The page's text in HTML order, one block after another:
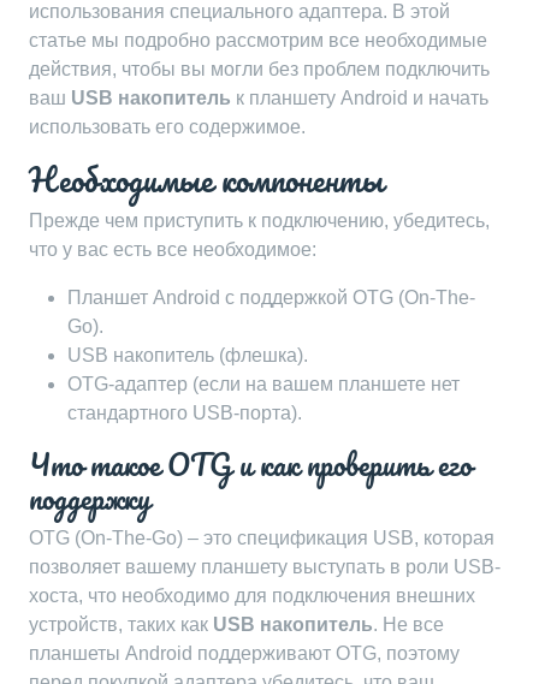
использования специального адаптера. В этой
статье мы подробно рассмотрим все необходимые
действия, чтобы вы могли без проблем подключить
ваш USB накопитель к планшету Android и начать
использовать его содержимое.
Необходимые компоненты
Прежде чем приступить к подключению, убедитесь,
что у вас есть все необходимое:
Планшет Android с поддержкой OTG (On-The-
Go).
USB накопитель (флешка).
OTG-адаптер (если на вашем планшете нет
стандартного USB-порта).
Что такое OTG и как проверить его
поддержку
OTG (On-The-Go) – это спецификация USB, которая
позволяет вашему планшету выступать в роли USB-
хоста, что необходимо для подключения внешних
устройств, таких как USB накопитель. Не все
планшеты Android поддерживают OTG, поэтому